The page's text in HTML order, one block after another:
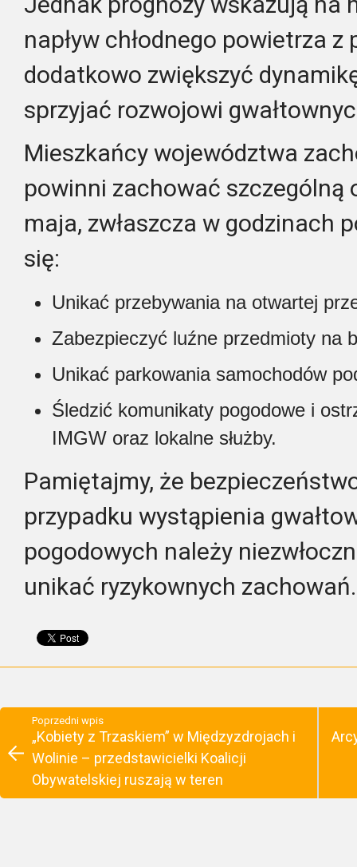
napływ chłodnego powietrza z
dodatkowo zwiększyć
sprzyjać rozwojowi
Mieszkańcy województwa
powinni zachować szczególną
maja, zwłaszcza w godzinach
się:
Unikać przebywania na otwartej
Zabezpieczyć luźne przedmioty na
Unikać parkowania samochodów
Śledzić komunikaty pogodowe i
IMGW oraz lokalne służby.
Pamiętajmy, że
przypadku wystąpienia
pogodowych należy
unikać ryzykownych zachowań.
Poprzedni wpis
„Kobiety z Trzaskiem” w Międzyzdrojach i
Wolinie – przedstawicielki Koalicji
Obywatelskiej ruszają w teren